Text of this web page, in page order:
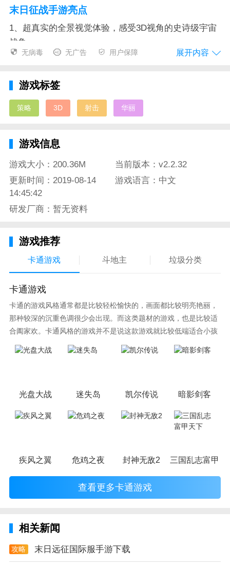
末日征战手游亮点
1、超真实的全景视觉体验，感受3D视角的史诗级宇宙
战争
3、建造你自己的太空空间站，去赢得每一场战争
4、可以创建军团，与全世界的其他玩家争夺宇宙的霸
权
末日征战手游测评
特效和打击感都超爽让人很有玩下去的热情，震撼的音
的太空战，这一款做的很不错。
无病毒 无广告 用户保障 展开内容
游戏标签
策略 3D 射击 华丽
游戏信息
游戏大小：200.36M
当前版本：v2.2.32
更新时间：2019-08-14
14:45:42
游戏语言：中文
研发厂商：暂无资料
游戏推荐
卡通游戏 斗地主 垃圾分类
卡通游戏
卡通的游戏风格通常都是比较轻松愉快的，画面都比较明亮艳丽，
那种较深的沉重色调很少会出现。而这类题材的游戏，也是比较适
合阖家欢。卡通风格的游戏并不是说这款游戏就比较低端适合小孩
子玩，因为很多游戏厂商会故意把游戏中添加进入卡通元素，这也
光盘大战 迷失岛 凯尔传说 暗影剑客
疾风之翼 危鸡之夜 封神无敌2 三国乱志富甲天
查看更多卡通游戏
相关新闻
攻略 末日远征国际服手游下载